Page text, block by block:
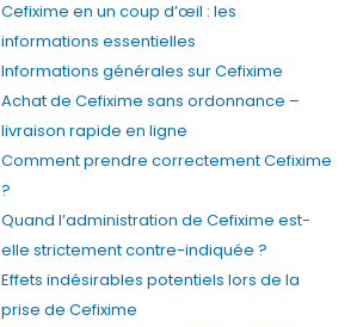
Cefixime en un coup d’œil : les
informations essentielles
Informations générales sur Cefixime
Achat de Cefixime sans ordonnance –
livraison rapide en ligne
Comment prendre correctement Cefixime
?
Quand l’administration de Cefixime est-
elle strictement contre-indiquée ?
Effets indésirables potentiels lors de la
prise de Cefixime